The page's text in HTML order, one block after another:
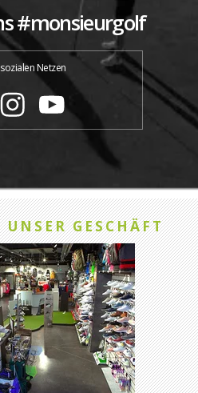
#monsieurgolf
Netzen
UNSER GESCHÄFT